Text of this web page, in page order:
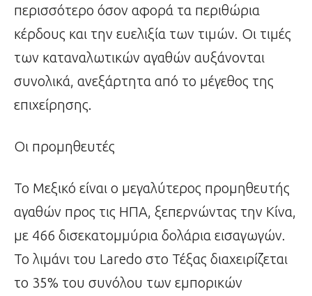
περισσότερο όσον αφορά τα περιθώρια
κέρδους και την ευελιξία των τιμών. Οι τιμές
των καταναλωτικών αγαθών αυξάνονται
συνολικά, ανεξάρτητα από το μέγεθος της
επιχείρησης.
Οι προμηθευτές
Το Μεξικό είναι ο μεγαλύτερος προμηθευτής
αγαθών προς τις ΗΠΑ, ξεπερνώντας την Κίνα,
με 466 δισεκατομμύρια δολάρια εισαγωγών.
Το λιμάνι του Laredo στο Τέξας διαχειρίζεται
το 35% του συνόλου των εμπορικών